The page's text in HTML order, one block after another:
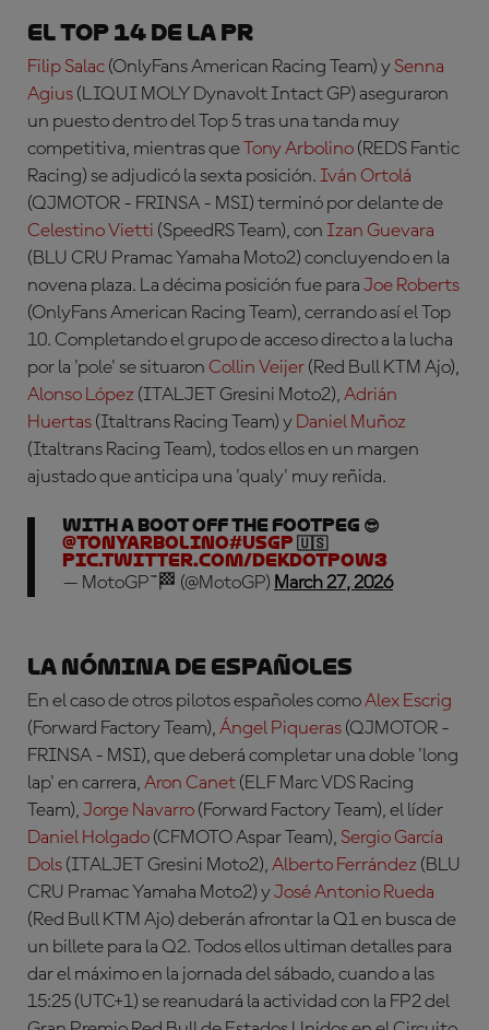
El Top 14 de la PR
Filip Salac (OnlyFans American Racing Team) ySenna
Agius (LIQUI MOLY Dynavolt Intact GP) aseguraron
un puesto dentro del Top 5 tras una tanda muy
competitiva, mientras queTony Arbolino (REDS Fantic
Racing) se adjudicó la sexta posición. Iván Ortolá
(QJMOTOR - FRINSA - MSI) terminó por delante de
Celestino Vietti (SpeedRS Team), con Izan Guevara
(BLU CRU Pramac Yamaha Moto2) concluyendo en la
novena plaza. La décima posición fue para Joe Roberts
(OnlyFans American Racing Team), cerrando así el Top
10. Completando el grupo de acceso directo a la lucha
por la 'pole' se situaron Collin Veijer (Red Bull KTM Ajo),
Alonso López (ITALJET Gresini Moto2), Adrián
Huertas (Italtrans Racing Team) y Daniel Muñoz
(Italtrans Racing Team), todos ellos en un margen
ajustado que anticipa una 'qualy' muy reñida.
With a boot off the footpeg 😎
@TonyArbolino#USGP 🇺🇸
pic.twitter.com/DekdOTPow3
— MotoGP™🏁 (@MotoGP) March 27, 2026
La nómina de españoles
En el caso de otros pilotos españoles comoAlex Escrig
(Forward Factory Team), Ángel Piqueras (QJMOTOR -
FRINSA - MSI), que deberá completar una doble 'long
lap' en carrera, Aron Canet (ELF Marc VDS Racing
Team), Jorge Navarro (Forward Factory Team), el líder
Daniel Holgado (CFMOTO Aspar Team), Sergio García
Dols (ITALJET Gresini Moto2), Alberto Ferrández (BLU
CRU Pramac Yamaha Moto2) yJosé Antonio Rueda
(Red Bull KTM Ajo) deberán afrontar la Q1 en busca de
un billete para la Q2. Todos ellos ultiman detalles para
dar el máximo en la jornada del sábado, cuando a las
15:25 (UTC+1) se reanudará la actividad con la FP2 del